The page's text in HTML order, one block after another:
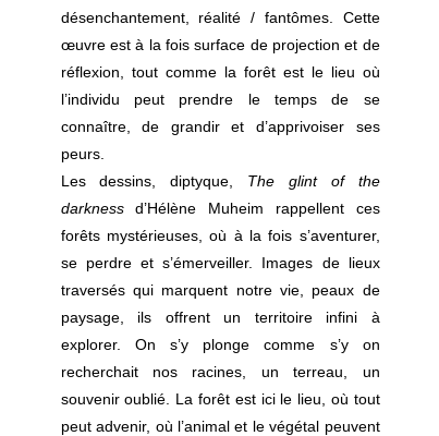
désenchantement, réalité / fantômes. Cette
œuvre est à la fois surface de projection et de
réflexion, tout comme la forêt est le lieu où
l’individu peut prendre le temps de se
connaître, de grandir et d’apprivoiser ses
peurs.
Les dessins, diptyque, The glint of the
darknessd’Hélène Muheim rappellent ces
forêts mystérieuses, où à la fois s’aventurer,
se perdre et s’émerveiller. Images de lieux
traversés qui marquent notre vie, peaux de
paysage, ils offrent un territoire infini à
explorer. On s’y plonge comme s’y on
recherchait nos racines, un terreau, un
souvenir oublié. La forêt est ici le lieu, où tout
peut advenir, où l’animal et le végétal peuvent